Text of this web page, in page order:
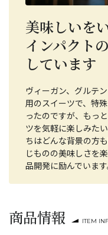
美味しいを
インパクト
しています
ヴィーガン、グルテ
用のスイーツで、特
ったのですが、もっ
ツを気軽に楽しみた
ちはどんな背景の方
じものの美味しさを
品開発に励んでいます
商品情報 ITEM